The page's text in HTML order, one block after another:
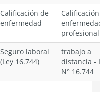
Calificación de
enfermedad
Calificación
profesional
Seguro laboral
(Ley 16.744)
trabajo a
distancia -
N° 16.744